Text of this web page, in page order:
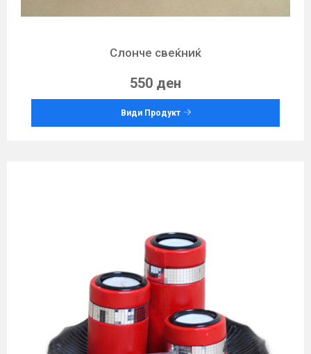
Слонче свеќниќ
550 ден
Види Продукт